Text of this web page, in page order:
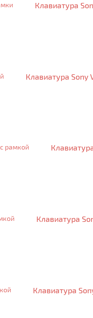
Клавиатура
Клавиатура Sony
Клавиатура
Клавиатура